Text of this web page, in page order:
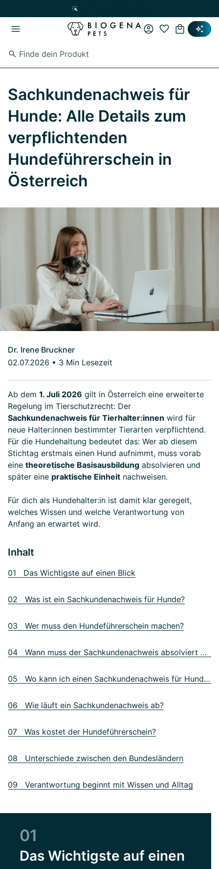
Zum Hauptinhalt springen
Zur Hauptnavigation springen
Sachkundenachweis für
Hunde: Alle Details zum
verpflichtenden
Hundeführerschein in
Österreich
Dr. Irene Bruckner
02.07.2026 • 3 Min Lesezeit
Ab dem 1. Juli 2026 gilt in Österreich eine erweiterte
Regelung im Tierschutzrecht: Der
Sachkundenachweis für Tierhalter:innen wird für
neue Halter:innen bestimmter Tierarten verpflichtend.
Für die Hundehaltung bedeutet das: Wer ab diesem
Stichtag erstmals einen Hund aufnimmt, muss vorab
eine theoretische Basisausbildung absolvieren und
später eine praktische Einheit nachweisen.
Für dich als Hundehalter:in ist damit klar geregelt,
welches Wissen und welche Verantwortung von
Anfang an erwartet wird.
Inhalt
01 Das Wichtigste auf einen Blick
02 Was ist ein Sachkundenachweis für Hunde?
03 Wer muss den Hundeführerschein machen?
04 Wann muss der Sachkundenachweis absolviert werden?
05 Wo kann ich einen Sachkundenachweis für Hunde machen?
06 Wie läuft ein Sachkundenachweis ab?
07 Was kostet der Hundeführerschein?
08 Unterschiede zwischen den Bundesländern
09 Verantwortung beginnt mit Wissen und Alltag
01
Das Wichtigste auf einen